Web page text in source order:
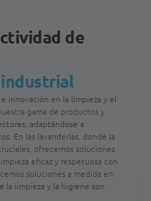
de
innovación en la limpieza y el
gama de productos y
adaptándose a
En las lavanderías, donde la
ofrecemos soluciones
eficaz y respetuosa con
soluciones a medida en
la limpieza y la higiene son